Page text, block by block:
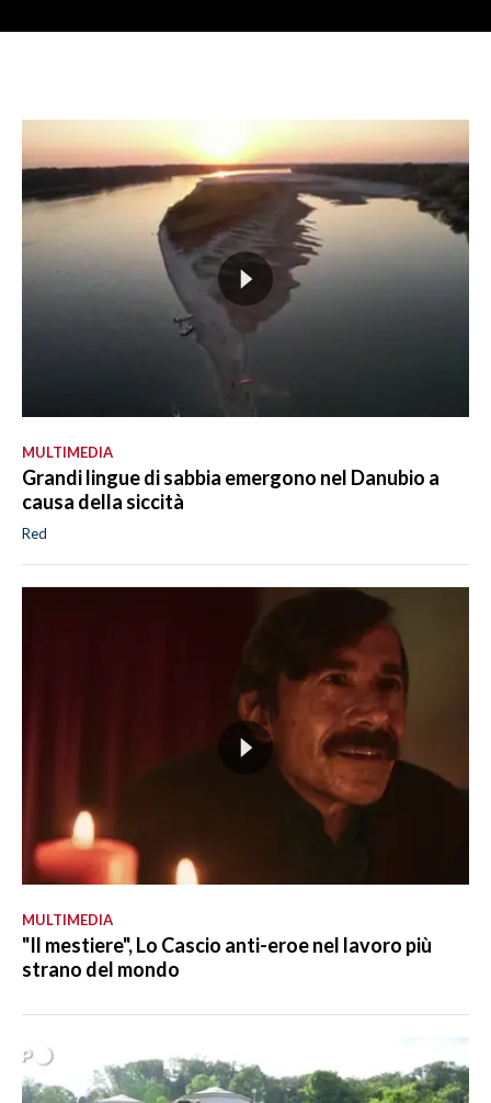
MULTIMEDIA
Grandi lingue di sabbia emergono nel Danubio a
causa della siccità
Red
MULTIMEDIA
"Il mestiere", Lo Cascio anti-eroe nel lavoro più
strano del mondo